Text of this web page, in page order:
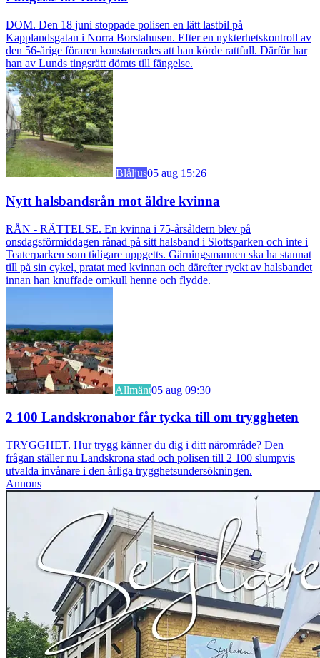
DOM. Den 18 juni stoppade polisen en lätt lastbil på
Kapplandsgatan i Norra Borstahusen. Efter en nykterhetskontroll av
den 56-årige föraren konstaterades att han körde rattfull. Därför har
han av Lunds tingsrätt dömts till fängelse.
Blåljus05 aug 15:26
Nytt halsbandsrån mot äldre kvinna
RÅN - RÄTTELSE. En kvinna i 75-årsåldern blev på
onsdagsförmiddagen rånad på sitt halsband i Slottsparken och inte i
Teaterparken som tidigare uppgetts. Gärningsmannen ska ha stannat
till på sin cykel, pratat med kvinnan och därefter ryckt av halsbandet
innan han knuffade omkull henne och flydde.
Allmänt05 aug 09:30
2 100 Landskronabor får tycka till om tryggheten
TRYGGHET. Hur trygg känner du dig i ditt närområde? Den
frågan ställer nu Landskrona stad och polisen till 2 100 slumpvis
utvalda invånare i den årliga trygghetsundersökningen.
Annons